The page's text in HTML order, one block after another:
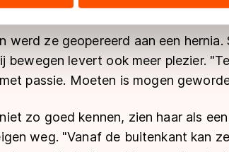
kunnen gegevens doorgeven aan
geldt volgens de GDPR. Door op
onscookiebeleid.
schema anders voorstelt dan haar
werd ze geopereerd aan een
bewegen levert ook meer plezier.
passie. Moeten is mogen
zo goed kennen, zien haar als
weg. "Vanaf de buitenkant kan